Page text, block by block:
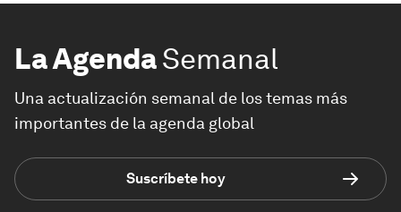
La AgendaSemanal
Una actualización semanal de los temas más
importantes de la agenda global
Suscríbete hoy